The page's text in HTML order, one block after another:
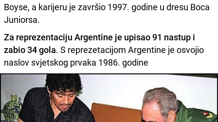
Boyse, a karijeru je završio 1997. godine u dresu Boca
Juniorsa.
Za reprezentaciju Argentine je upisao 91 nastup i
zabio 34 gola. S reprezetacijom Argentine je osvojio
naslov svjetskog prvaka 1986. godine